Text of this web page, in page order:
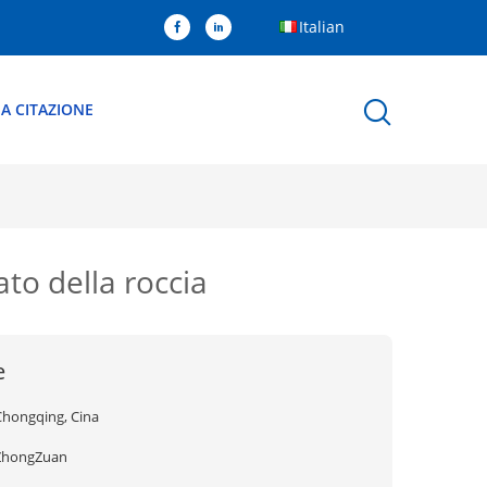
Italian
CITAZIONE
della roccia
Cina